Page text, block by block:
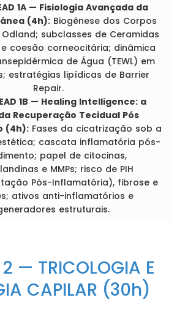
1A — Fisiologia Avançada da
(4h):Biogênese dos Corpos
subclasses de Ceramidas
e coesão corneocitária; dinâmica
de Água (TEWL) em
estratégias lipídicas de Barrier
Repair.
1B — Healing Intelligence: a
Recuperação Tecidual Pós
(4h): Fases da cicatrização sob a
cascata inflamatória pós-
papel de citocinas,
e MMPs; risco de PIH
Pós-Inflamatória), fibrose e
ativos anti-inflamatórios e
estruturais.
— TRICOLOGIA E
CAPILAR (30h)